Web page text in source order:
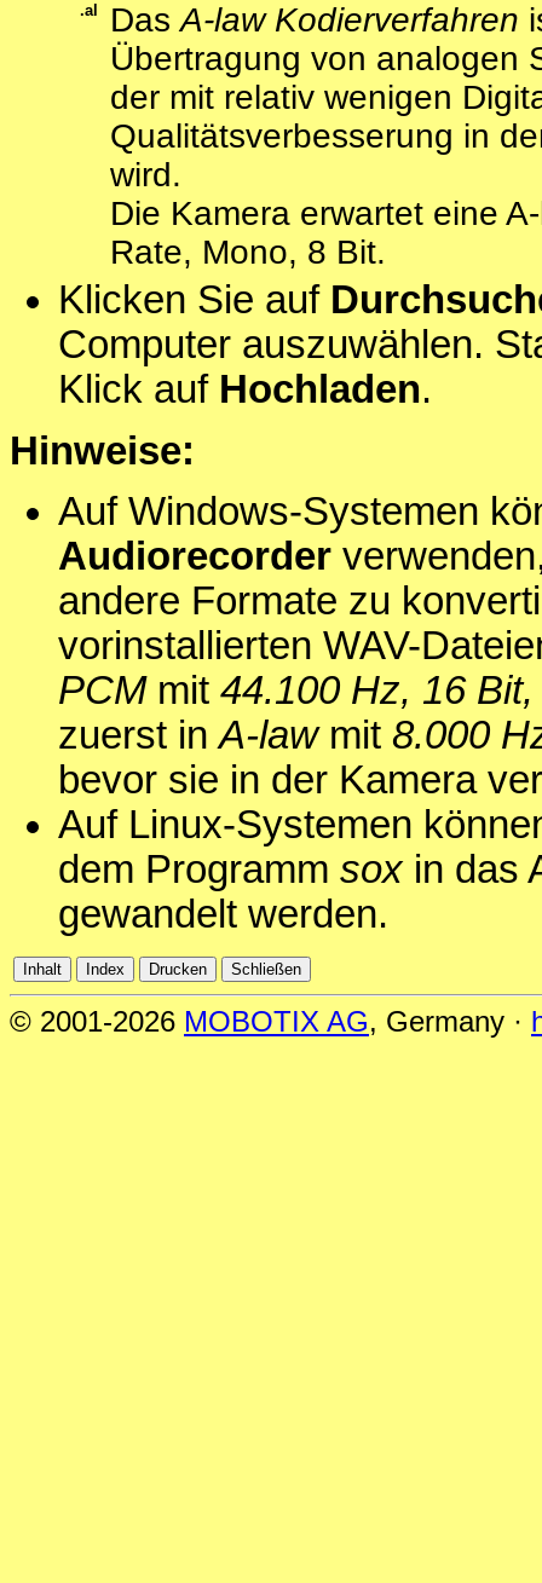
.al DasA-law Kodierverfahren
Übertragung von analogen
der mit relativ wenigen
Qualitätsverbesserung in
wird.
Die Kamera erwartet eine
Rate, Mono, 8 Bit.
Klicken Sie auf
Computer auszuwählen.
Klick auf Hochladen.
Hinweise:
Auf Windows-Systemen
Audiorecorder
andere Formate zu
vorinstallierten WAV-
PCMmit 44.100 Hz, 16
zuerst inA-lawmit 8.000
bevor sie in der Kamera
Auf Linux-Systemen
dem Programm soxin das
gewandelt werden.
© 2001-2026 MOBOTIX AG, Germany ·